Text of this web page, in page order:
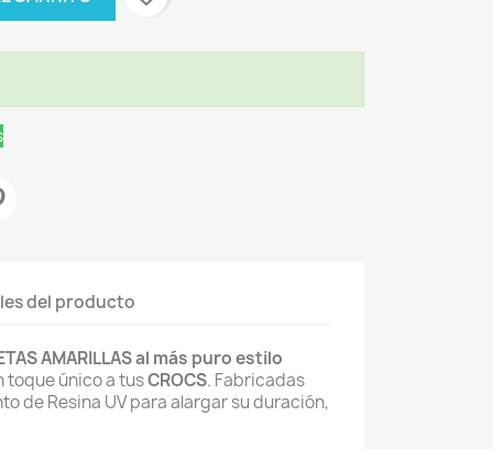
del producto
AMARILLAS al más puro estilo
toque único a tusCROCS. Fabricadas
de Resina UV para alargar su duración,